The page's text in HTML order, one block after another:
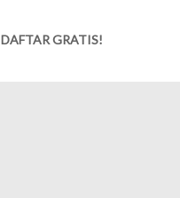
DAFTAR GRATIS!